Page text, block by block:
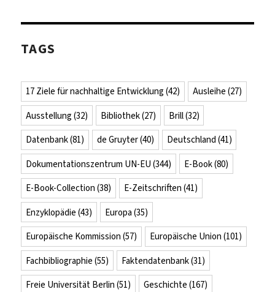
TAGS
17 Ziele für nachhaltige Entwicklung (42) Ausleihe (27)
Ausstellung (32) Bibliothek(27) Brill(32)
Datenbank(81) de Gruyter(40) Deutschland (41)
Dokumentationszentrum UN-EU (344) E-Book(80)
E-Book-Collection (38) E-Zeitschriften (41)
Enzyklopädie (43) Europa (35)
Europäische Kommission (57) Europäische Union (101)
Fachbibliographie (55) Faktendatenbank(31)
Freie Universität Berlin (51) Geschichte (167)